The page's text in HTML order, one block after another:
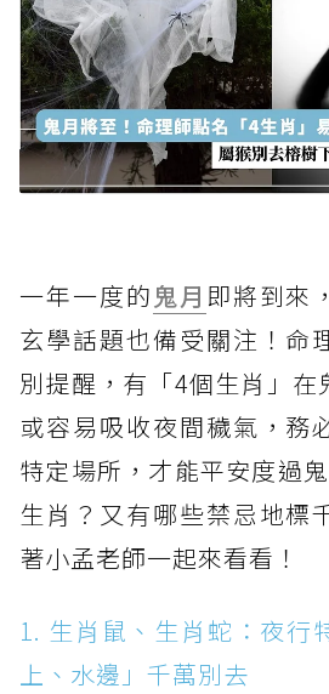
一年一度的鬼月 即將到來
玄學話題也備受關注！命
別提醒，有「4個生肖」在
或容易吸收夜間穢氣，務
特定場所，才能平安度過
生肖？又有哪些禁忌地標
著小孟老師一起來看看！
1. 生肖鼠、生肖蛇：夜行
上、水邊」千萬別去